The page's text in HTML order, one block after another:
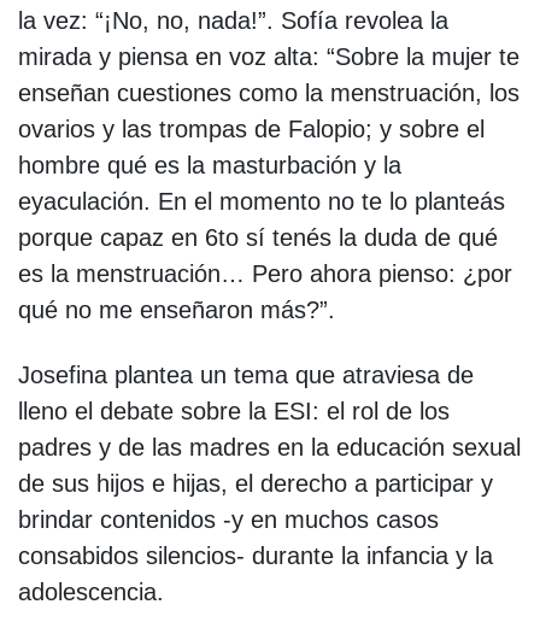
la vez: “¡No, no, nada!”. Sofía revolea la
mirada y piensa en voz alta: “Sobre la mujer te
enseñan cuestiones como la menstruación, los
ovarios y las trompas de Falopio; y sobre el
hombre qué es la masturbación y la
eyaculación. En el momento no te lo planteás
porque capaz en 6to sí tenés la duda de qué
es la menstruación… Pero ahora pienso: ¿por
qué no me enseñaron más?”.
Josefina plantea un tema que atraviesa de
lleno el debate sobre la ESI: el rol de los
padres y de las madres en la educación sexual
de sus hijos e hijas, el derecho a participar y
brindar contenidos -y en muchos casos
consabidos silencios- durante la infancia y la
adolescencia.